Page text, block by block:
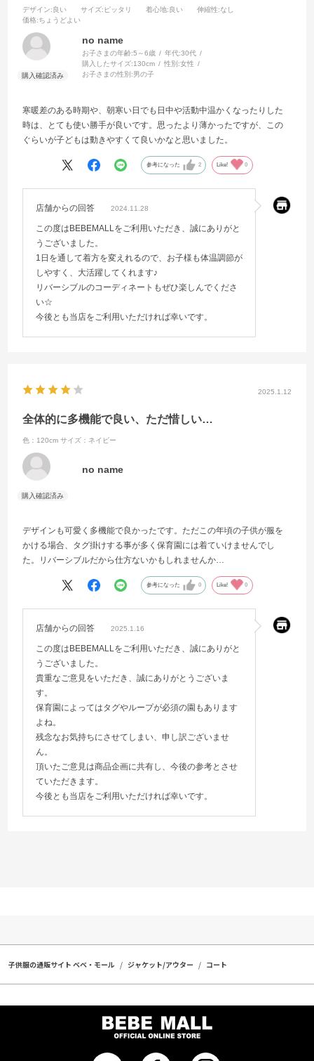
デザイン:良い サイズ:ピッタリ 着心地:良い 伸縮性:なし
価格:ちょうどよい
no name
お子さまの年齢:5～6歳 年代:30代
購入したサイズ:130cm 性別:女性
お子さまの性別:男の子
寒暖差のある時期や、朝寒い日でも日中や活動中温かくなったりした
時は、とても使い勝手が良いです。思ったより薄かったですが、この
ぐらいが子どもは動きやすくて良いかなと思いました。
参考になった 2 Like! 0
店舗からの回答 2024.11.28
この度はBEBEMALLをご利用いただき、誠にありがと
うございました。
1日を通して着方を変えれるので、お子様も体温調節が
しやすく、大活躍してくれます♪
リバーシブルのコーディネートもぜひ楽しんでくださ
い☆
今後とも当店をご利用いただければ幸いです。
2025.1.12
全体的に多機能で良い、ただ惜しい…
色：120cm サイズ：ネイビー
no name
デザインも可愛く多機能で良かったです。ただこの年頃の子供が服を
かける場合、タグ掛けする事が多く保育園には着ていけませんでし
た。リバーシブルだから仕方ないかもしれませんか…
参考になった 0 Like! 0
店舗からの回答 2025.1.16
この度はBEBEMALLをご利用いただき、誠にありがと
うございました。
貴重なご意見をいただき、誠にありがとうございま
す。
保育園によってはタグやループが必須の園もあります
よね。
残念なお気持ちにさせてしまい、申し訳ございませ
ん。
頂いたご意見は商品企画に共有し、今後の参考とさせ
ていただきます。
今後とも当店をご利用いただければ幸いです。
子供服の通販サイト ベベ・モール ジャケット/アウター コート